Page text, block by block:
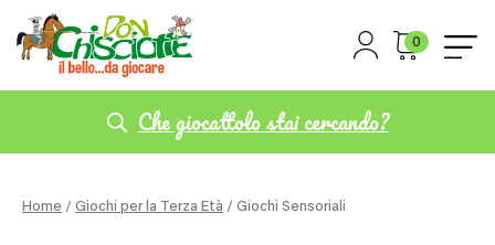
0
Che giocattolo stai cercando?
Home / Giochi per la Terza Età / Giochi Sensoriali